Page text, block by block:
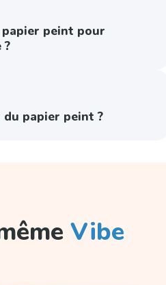
peint pour
?
papier peint ?
Vibe